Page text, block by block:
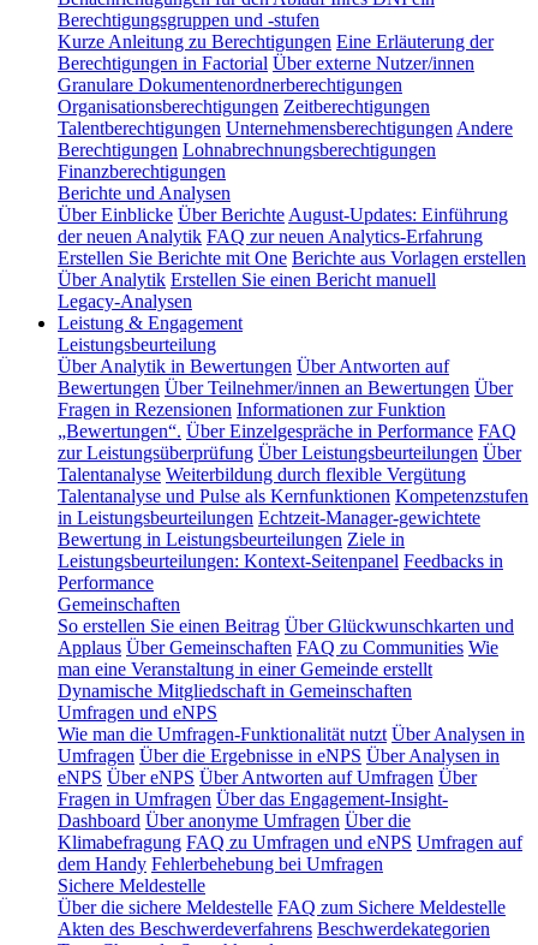
Berechtigungsgruppen und -stufen
Kurze Anleitung zu Berechtigungen Eine Erläuterung der
Berechtigungen in Factorial Über externe Nutzer/innen
Granulare Dokumentenordnerberechtigungen
Organisationsberechtigungen Zeitberechtigungen
Talentberechtigungen Unternehmensberechtigungen Andere
Berechtigungen Lohnabrechnungsberechtigungen
Finanzberechtigungen
Berichte und Analysen
Über Einblicke Über Berichte August-Updates: Einführung
der neuen Analytik FAQ zur neuen Analytics-Erfahrung
Erstellen Sie Berichte mit One Berichte aus Vorlagen erstellen
Über Analytik Erstellen Sie einen Bericht manuell
Legacy-Analysen
Leistung & Engagement
Leistungsbeurteilung
Über Analytik in Bewertungen Über Antworten auf
Bewertungen Über Teilnehmer/innen an Bewertungen Über
Fragen in Rezensionen Informationen zur Funktion
„Bewertungen“. Über Einzelgespräche in Performance FAQ
zur Leistungsüberprüfung Über Leistungsbeurteilungen Über
Talentanalyse Weiterbildung durch flexible Vergütung
Talentanalyse und Pulse als Kernfunktionen Kompetenzstufen
in Leistungsbeurteilungen Echtzeit-Manager-gewichtete
Bewertung in Leistungsbeurteilungen Ziele in
Leistungsbeurteilungen: Kontext-Seitenpanel Feedbacks in
Performance
Gemeinschaften
So erstellen Sie einen Beitrag Über Glückwunschkarten und
Applaus Über Gemeinschaften FAQ zu Communities Wie
man eine Veranstaltung in einer Gemeinde erstellt
Dynamische Mitgliedschaft in Gemeinschaften
Umfragen und eNPS
Wie man die Umfragen-Funktionalität nutzt Über Analysen in
Umfragen Über die Ergebnisse in eNPS Über Analysen in
eNPS Über eNPS Über Antworten auf Umfragen Über
Fragen in Umfragen Über das Engagement-Insight-
Dashboard Über anonyme Umfragen Über die
Klimabefragung FAQ zu Umfragen und eNPS Umfragen auf
dem Handy Fehlerbehebung bei Umfragen
Sichere Meldestelle
Über die sichere Meldestelle FAQ zum Sichere Meldestelle
Akten des Beschwerdeverfahrens Beschwerdekategorien